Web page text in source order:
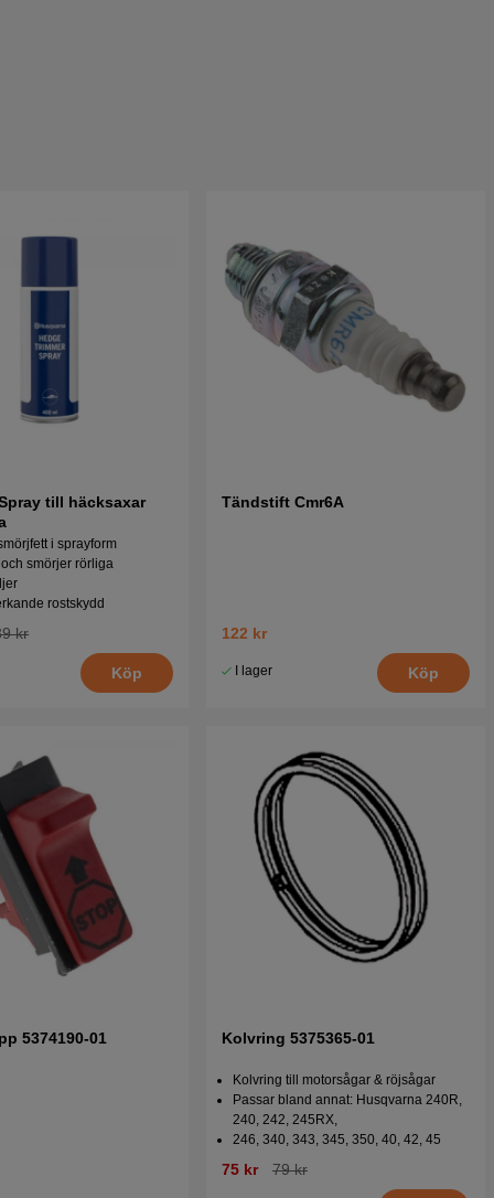
till häcksaxar
i sprayform
smörjer rörliga
rostskydd
kr
Köp
Tändstift Cmr6A
122 kr
I lager Köp
5374190-01 Kolvring 5375365-01
Kolvring till motorsågar & röjsågar
Passar bland annat: Husqvarna 240R,
240, 242, 245RX,
246, 340, 343, 345, 350, 40, 42, 45
75 kr 79 kr